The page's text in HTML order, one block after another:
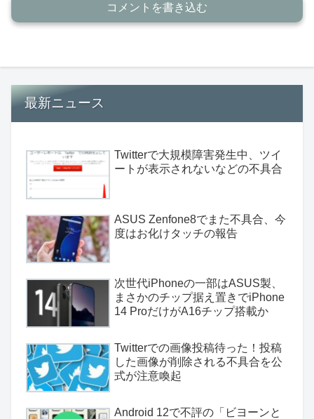
コメントを書き込む
最新ニュース
Twitterで大規模障害発生中、ツイ
ートが表示されないなどの不具合
ASUS Zenfone8でまた不具合、今
度はお化けタッチの報告
次世代iPhoneの一部はASUS製、
まさかのチップ据え置きでiPhone
14 ProだけがA16チップ搭載か
Twitterでの画像投稿待った！投稿
した画像が削除される不具合を公
式が注意喚起
Android 12で不評の「ビヨーンと